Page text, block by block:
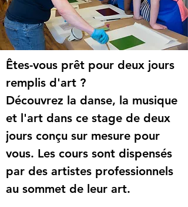
Êtes-vous prêt pour deux jours
remplis d'art ?
Découvrez la danse, la musique
et l'art dans ce stage de deux
jours conçu sur mesure pour
vous. Les cours sont dispensés
par des artistes professionnels
au sommet de leur art.